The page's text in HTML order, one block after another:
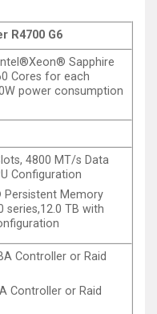
R4700 G6
Sapphire
Cores for each
power consumption
4800 MT/s Data
Configuration
Memory
series,12.0 TB with
Controller or Raid
Controller or Raid